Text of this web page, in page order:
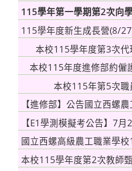
115學年第一學期第2次向學生
本校115學年度第3次
本校115年度進修部約僱
本校115年第5次職